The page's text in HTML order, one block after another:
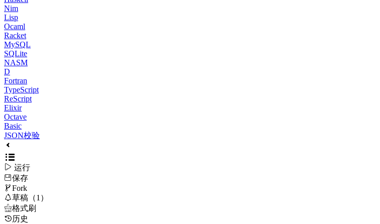
Nim
Lisp
Ocaml
Racket
MySQL
SQLite
NASM
D
Fortran
TypeScript
ReScript
Elixir
Octave
Basic
JSON校验
 运行
保存
Fork
草稿（1）
格式刷
历史